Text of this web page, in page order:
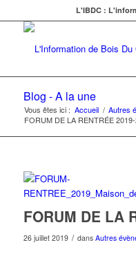
L'IBDC :
Blog - A la une
Vous êtes ici : Accueil / Autres
FORUM DE LA RENTRÉE
FORUM DE LA
26 juillet 2019 / dans Autres